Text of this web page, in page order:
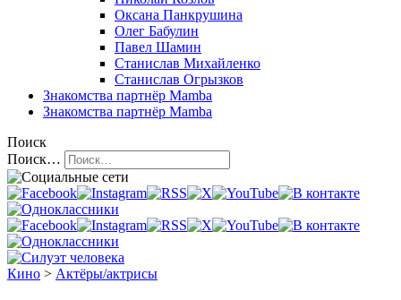
Оксана Панкрушина
Олег Бабулин
Павел Шамин
Станислав Михайленко
Станислав Огрызков
Знакомства партнёр Mamba
Знакомства партнёр Mamba
Поиск
Поиск…
Кино > Актёры/актрисы